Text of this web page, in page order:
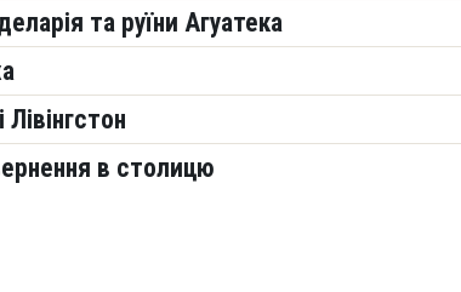
та руїни Агуатека
в столицю